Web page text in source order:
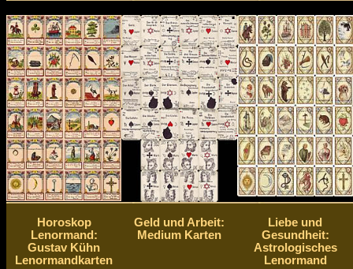
Horoskop
Lenormand:
Gustav Kühn
Lenormandkarten
Geld und Arbeit:
Medium Karten
Liebe und
Gesundheit:
Astrologisches
Lenormand